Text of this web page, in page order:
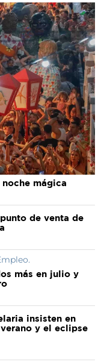
mágica
de venta de
más en julio y
insisten en
y el eclipse